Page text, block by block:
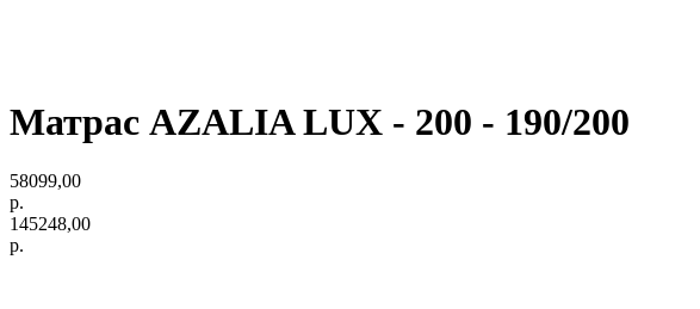
Матрас AZALIA LUX - 200 - 190/200
58099,00
р.
145248,00
р.